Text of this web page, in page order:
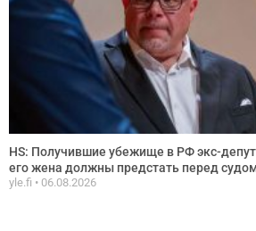
HS: Получившие убежище в РФ экс-
его жена должны предстать перед
yle.fi 06.08.2026